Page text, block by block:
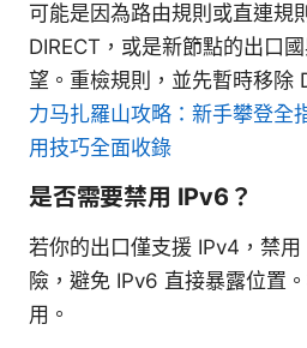
可能是因為路由規則或直連規
DIRECT，或是新節點的出口
望。重檢規則，並先暫時移除
力马扎羅山攻略：新手攀登全
用技巧全面收錄
是否需要禁用 IPv6？
若你的出口僅支援 IPv4，禁
險，避免 IPv6 直接暴露位置
用。